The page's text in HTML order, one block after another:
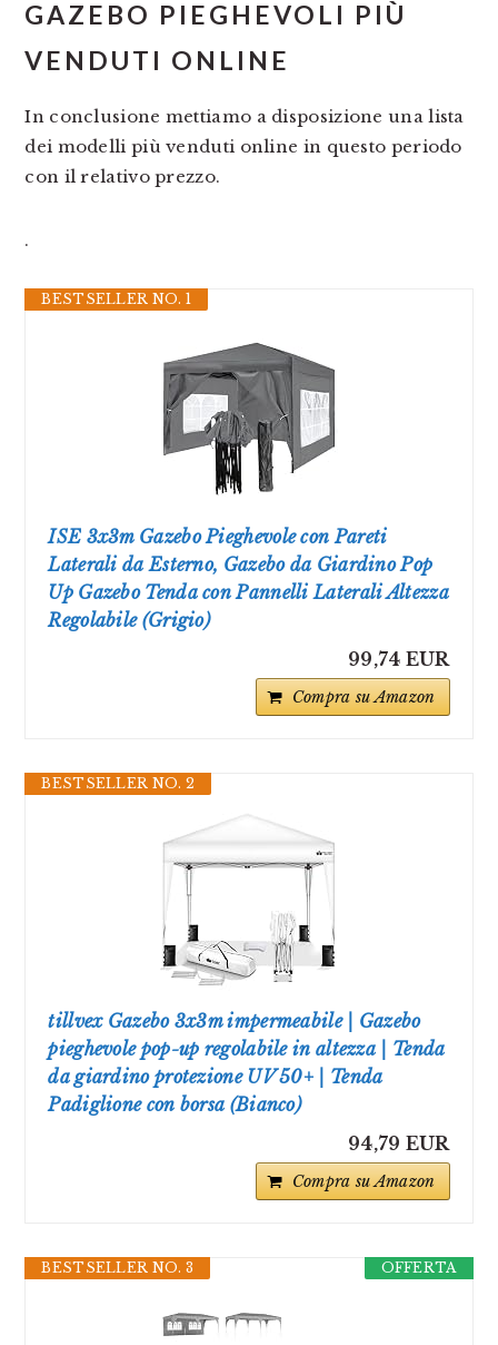
GAZEBO PIEGHEVOLI PIÙ
VENDUTI ONLINE
In conclusione mettiamo a disposizione una lista
dei modelli più venduti online in questo periodo
con il relativo prezzo.
.
BESTSELLER NO. 1
ISE 3x3m Gazebo Pieghevole con Pareti
Laterali da Esterno, Gazebo da Giardino Pop
Up Gazebo Tenda con Pannelli Laterali Altezza
Regolabile (Grigio)
99,74 EUR
Compra su Amazon
BESTSELLER NO. 2
tillvex Gazebo 3x3m impermeabile | Gazebo
pieghevole pop-up regolabile in altezza | Tenda
da giardino protezione UV 50+ | Tenda
Padiglione con borsa (Bianco)
94,79 EUR
Compra su Amazon
OFFERTA
BESTSELLER NO. 3